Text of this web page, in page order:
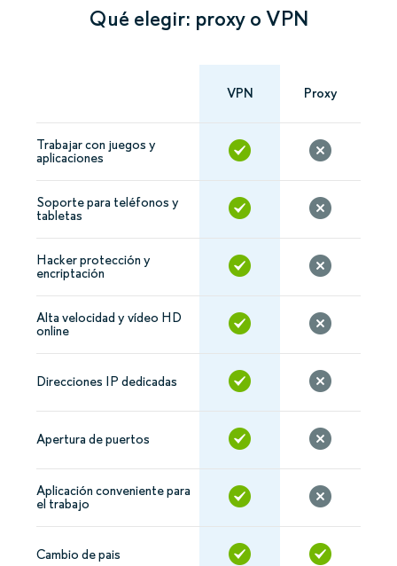
Qué elegir: proxy o VPN
VPN Proxy
Trabajar con juegos y
aplicaciones
Soporte para teléfonos y
tabletas
Hacker protección y
encriptación
Alta velocidad y vídeo HD
online
Direcciones IP dedicadas
Apertura de puertos
Aplicación conveniente para
el trabajo
Cambio de pais